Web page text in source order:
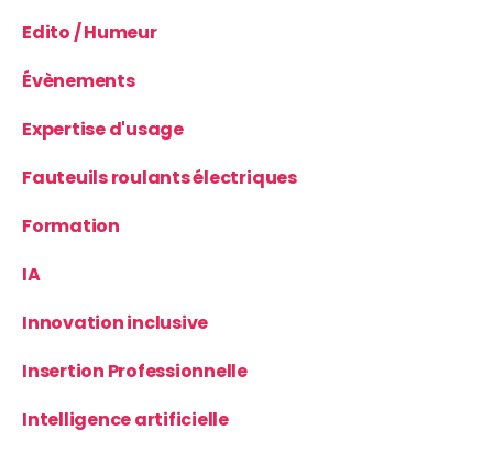
Edito / Humeur
Évènements
Expertise d'usage
Fauteuils roulants électriques
Formation
IA
Innovation inclusive
Insertion Professionnelle
Intelligence artificielle